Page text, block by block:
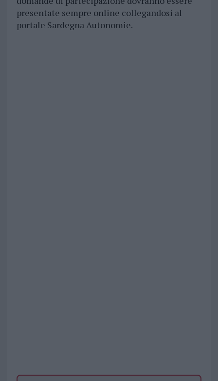
presentate sempre online collegandosi al
portale Sardegna Autonomie.